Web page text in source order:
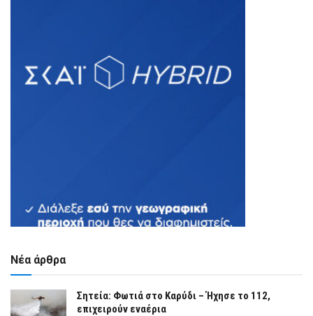
Νέα άρθρα
Σητεία: Φωτιά στο Καρύδι – Ήχησε το 112,
επιχειρούν εναέρια